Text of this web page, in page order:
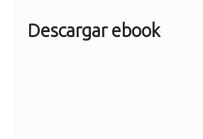
Descargar ebook